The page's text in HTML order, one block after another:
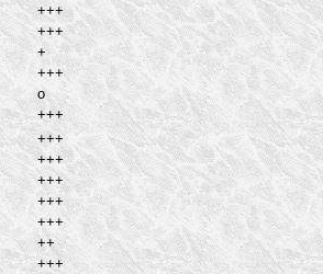
+++
+++
+
+++
o
+++
+++
+++
+++
+++
+++
++
+++